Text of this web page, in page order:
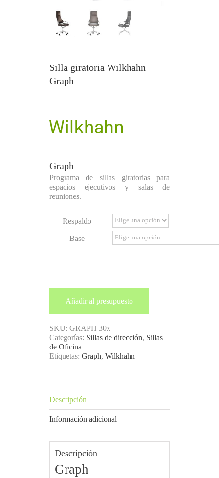
Silla giratoria Wilkhahn
Graph
Graph
Programa de sillas giratorias para
espacios ejecutivos y salas de
reuniones.
Respaldo
Base
Añadir al presupuesto
SKU: GRAPH 30x
Categorías: Sillas de dirección, Sillas
de Oficina
Etiquetas: Graph, Wilkhahn
Descripción
Información adicional
Descripción
Graph